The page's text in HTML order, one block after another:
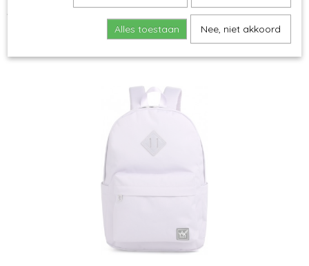
YLX - Rugzak Original
Alles toestaan Nee, niet akkoord